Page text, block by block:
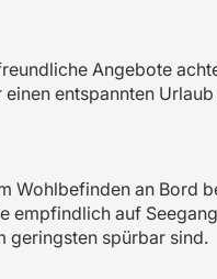
Angebote
entspannten
Wohlbefinden an Bord
empfindlich auf
geringsten spürbar sind.